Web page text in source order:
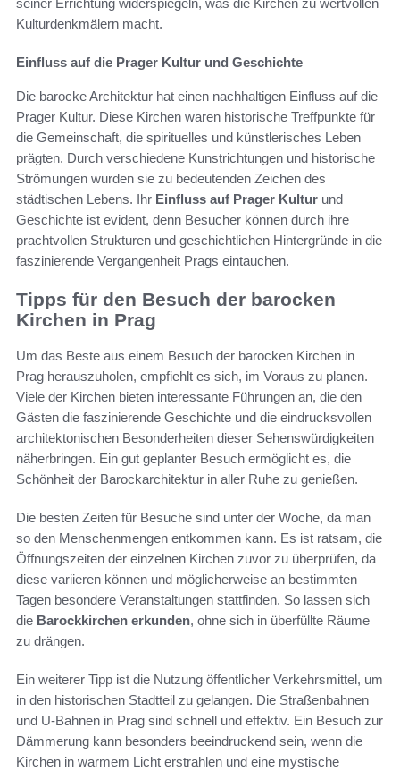
seiner Errichtung widerspiegeln, was die Kirchen zu wertvollen
Kulturdenkmälern macht.
Einfluss auf die Prager Kultur und Geschichte
Die barocke Architektur hat einen nachhaltigen Einfluss auf die
Prager Kultur. Diese Kirchen waren historische Treffpunkte für
die Gemeinschaft, die spirituelles und künstlerisches Leben
prägten. Durch verschiedene Kunstrichtungen und historische
Strömungen wurden sie zu bedeutenden Zeichen des
städtischen Lebens. Ihr Einfluss auf Prager Kultur und
Geschichte ist evident, denn Besucher können durch ihre
prachtvollen Strukturen und geschichtlichen Hintergründe in die
faszinierende Vergangenheit Prags eintauchen.
Tipps für den Besuch der barocken
Kirchen in Prag
Um das Beste aus einem Besuch der barocken Kirchen in
Prag herauszuholen, empfiehlt es sich, im Voraus zu planen.
Viele der Kirchen bieten interessante Führungen an, die den
Gästen die faszinierende Geschichte und die eindrucksvollen
architektonischen Besonderheiten dieser Sehenswürdigkeiten
näherbringen. Ein gut geplanter Besuch ermöglicht es, die
Schönheit der Barockarchitektur in aller Ruhe zu genießen.
Die besten Zeiten für Besuche sind unter der Woche, da man
so den Menschenmengen entkommen kann. Es ist ratsam, die
Öffnungszeiten der einzelnen Kirchen zuvor zu überprüfen, da
diese variieren können und möglicherweise an bestimmten
Tagen besondere Veranstaltungen stattfinden. So lassen sich
die Barockkirchen erkunden, ohne sich in überfüllte Räume
zu drängen.
Ein weiterer Tipp ist die Nutzung öffentlicher Verkehrsmittel, um
in den historischen Stadtteil zu gelangen. Die Straßenbahnen
und U-Bahnen in Prag sind schnell und effektiv. Ein Besuch zur
Dämmerung kann besonders beeindruckend sein, wenn die
Kirchen in warmem Licht erstrahlen und eine mystische